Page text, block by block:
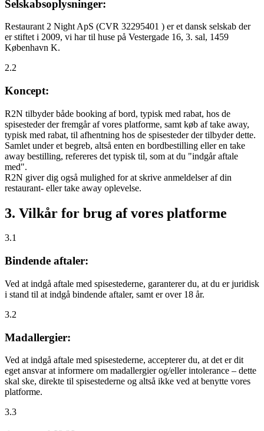
Selskabsoplysninger:
Restaurant 2 Night ApS (CVR 32295401 ) er et dansk selskab der
er stiftet i 2009, vi har til huse på Vestergade 16, 3. sal, 1459
København K.
2.2
Koncept:
R2N tilbyder både booking af bord, typisk med rabat, hos de
spisesteder der fremgår af vores platforme, samt køb af take away,
typisk med rabat, til afhentning hos de spisesteder der tilbyder dette.
Samlet under et begreb, altså enten en bordbestilling eller en take
away bestilling, refereres det typisk til, som at du "indgår aftale
med".
R2N giver dig også mulighed for at skrive anmeldelser af din
restaurant- eller take away oplevelse.
3. Vilkår for brug af vores platforme
3.1
Bindende aftaler:
Ved at indgå aftale med spisestederne, garanterer du, at du er juridisk
i stand til at indgå bindende aftaler, samt er over 18 år.
3.2
Madallergier:
Ved at indgå aftale med spisestederne, accepterer du, at det er dit
eget ansvar at informere om madallergier og/eller intolerance – dette
skal ske, direkte til spisestederne og altså ikke ved at benytte vores
platforme.
3.3